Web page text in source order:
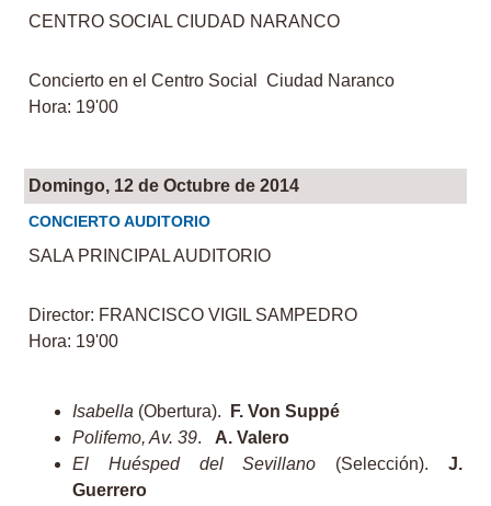
CENTRO SOCIAL CIUDAD NARANCO
Concierto en el Centro Social Ciudad Naranco
Hora: 19'00
Domingo, 12 de Octubre de 2014
CONCIERTO AUDITORIO
SALA PRINCIPAL AUDITORIO
Director: FRANCISCO VIGIL SAMPEDRO
Hora: 19'00
Isabella (Obertura).
F. Von Suppé
Polifemo, Av. 39. A. Valero
El Huésped del Sevillano (Selección). J.
Guerrero